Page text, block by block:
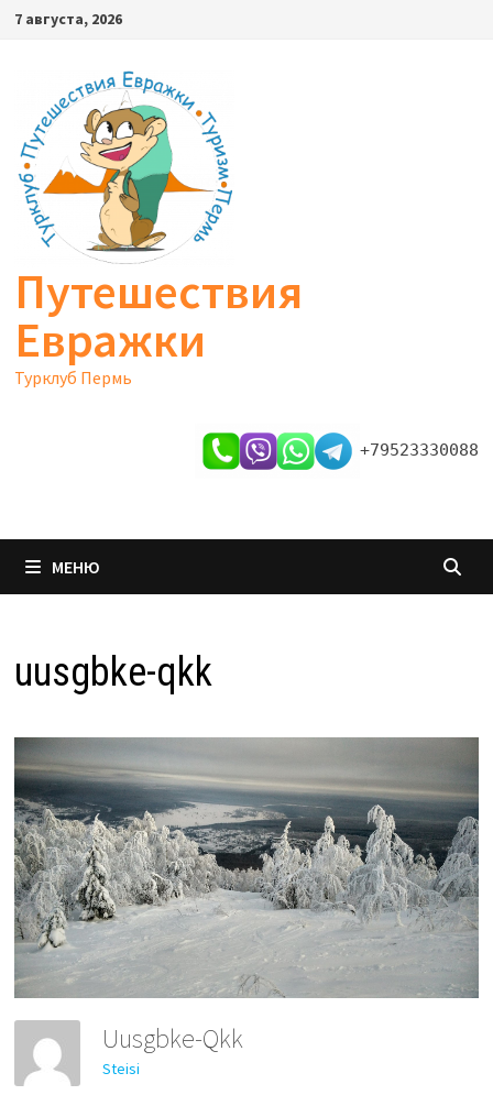
Перейти
содержимому
7 августа, 2026
Путешествия
Евражки
Турклуб Пермь
+79523330088
МЕНЮ
uusgbke-qkk
Uusgbke-Qkk
Steisi